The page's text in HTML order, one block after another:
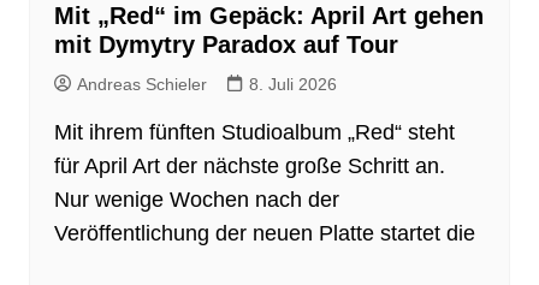
Mit „Red“ im Gepäck: April Art gehen
mit Dymytry Paradox auf Tour
Andreas Schieler 8. Juli 2026
Mit ihrem fünften Studioalbum „Red“ steht
für April Art der nächste große Schritt an.
Nur wenige Wochen nach der
Veröffentlichung der neuen Platte startet die